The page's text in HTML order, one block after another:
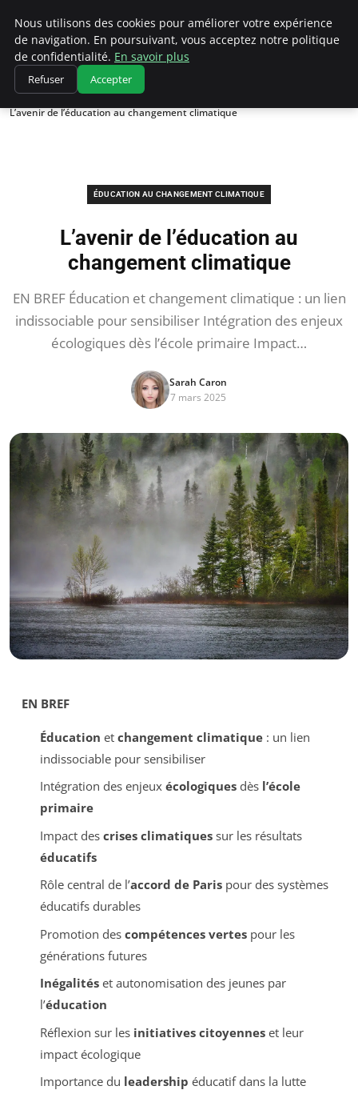
Climatedebtagents
Accueil
Éducation au changement climatique
L’avenir de l’éducation au changement climatique
ÉDUCATION AU CHANGEMENT CLIMATIQUE
L’avenir de l’éducation au
changement climatique
EN BREF Éducation et changement climatique : un lien
indissociable pour sensibiliser Intégration des enjeux
écologiques dès l’école primaire Impact…
Sarah Caron
7 mars 2025
EN BREF
Éducation et changement climatique: un lien
indissociable pour sensibiliser
Intégration des enjeux écologiquesdès l’école
primaire
Impact des crises climatiquessur les résultats
éducatifs
Rôle central de l’accord de Parispour des systèmes
éducatifs durables
Promotion des compétences vertespour les
générations futures
Inégalitéset autonomisation des jeunes par
l’éducation
Réflexion sur les initiatives citoyenneset leur
impact écologique
Importance du leadership éducatif dans la lutte
Nous utilisons des cookies pour améliorer votre expérience
de navigation. En poursuivant, vous acceptez notre politique
de confidentialité. En savoir plus
Refuser Accepter